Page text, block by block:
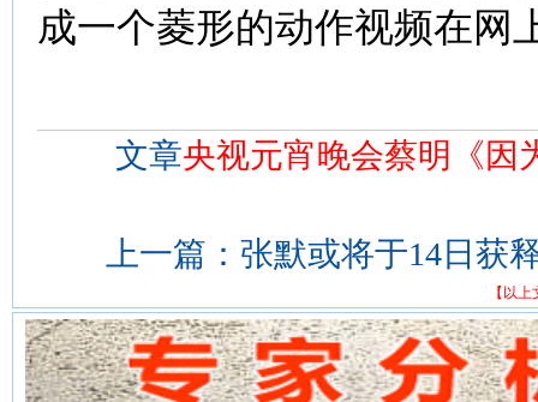
成一个菱形的动作视频在网
文章央视元宵晚会蔡明《因
上一篇： 张默或将于14日获
【以